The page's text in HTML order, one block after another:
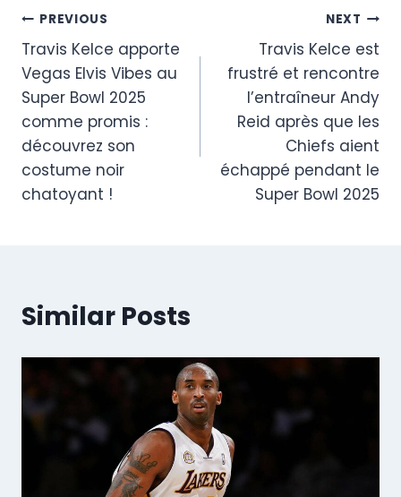
Post
navigation
PREVIOUS
Travis Kelce apporte
Vegas Elvis Vibes au
Super Bowl 2025
comme promis :
découvrez son
costume noir
chatoyant !
NEXT
Travis Kelce est
frustré et rencontre
l’entraîneur Andy
Reid après que les
Chiefs aient
échappé pendant le
Super Bowl 2025
Similar Posts